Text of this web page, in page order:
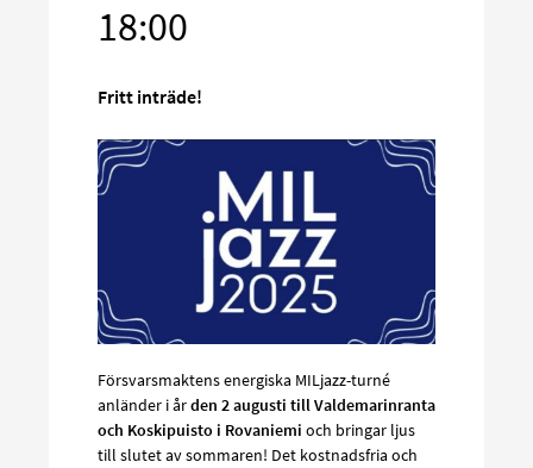
18:00
Fritt inträde!
Försvarsmaktens energiska MILjazz-turné
anländer i ården 2 augusti till Valdemarinranta
och Koskipuisto i Rovaniemi och bringar ljus
till slutet av sommaren! Det kostnadsfria och